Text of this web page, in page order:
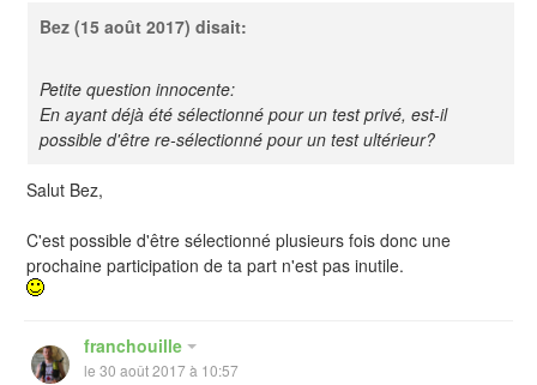
Bez (15 août 2017) disait:
Petite question innocente:
En ayant déjà été sélectionné pour un test privé, est-il
possible d'être re-sélectionné pour un test ultérieur?
Salut Bez,
C'est possible d'être sélectionné plusieurs fois donc une
prochaine participation de ta part n'est pas inutile.
franchouille
le 30 août 2017 à 10:57